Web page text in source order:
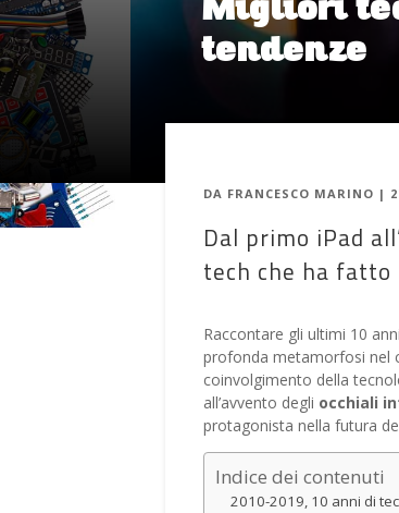
Migliori
tendenze
DA FRANCESCO MARINO |
Dal primo iPad
tech che ha
Raccontare gli ultimi 10
profonda metamorfosi nel
coinvolgimento della
all’avvento degli occhiali
protagonista nella futura
Indice dei contenuti
2010-2019, 10 anni di